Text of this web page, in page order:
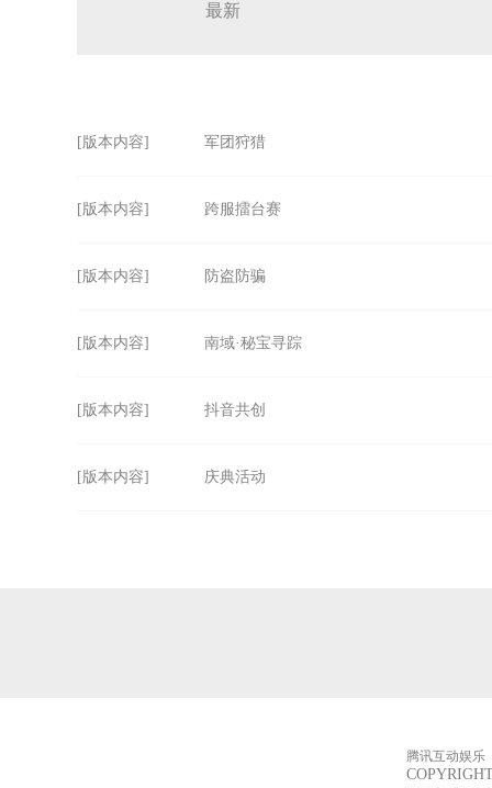
最新
[版本内容] 军团狩猎
[版本内容] 跨服擂台赛
[版本内容] 防盗防骗
[版本内容] 南域·秘宝寻踪
[版本内容] 抖音共创
[版本内容] 庆典活动
腾讯互动娱乐